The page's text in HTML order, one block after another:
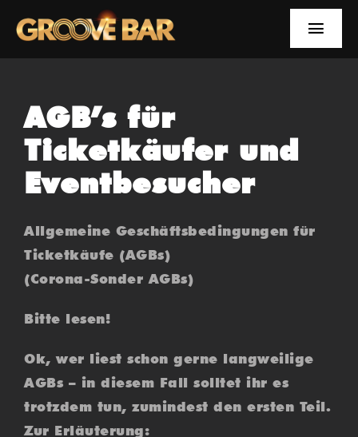
Inhalt
springen
Toggle
NEWS
YOUTUBE
INFOS
SUCHE
FACEBOOK
YOUTUBE
AGB’s für
Ticketkäufer und
Eventbesucher
Allgemeine Geschäftsbedingungen für
Ticketkäufe (AGBs)
(Corona-Sonder AGBs)
Bitte lesen!
Ok, wer liest schon gerne langweilige
AGBs – in diesem Fall solltet ihr es
trotzdem tun, zumindest den ersten Teil.
Zur Erläuterung: